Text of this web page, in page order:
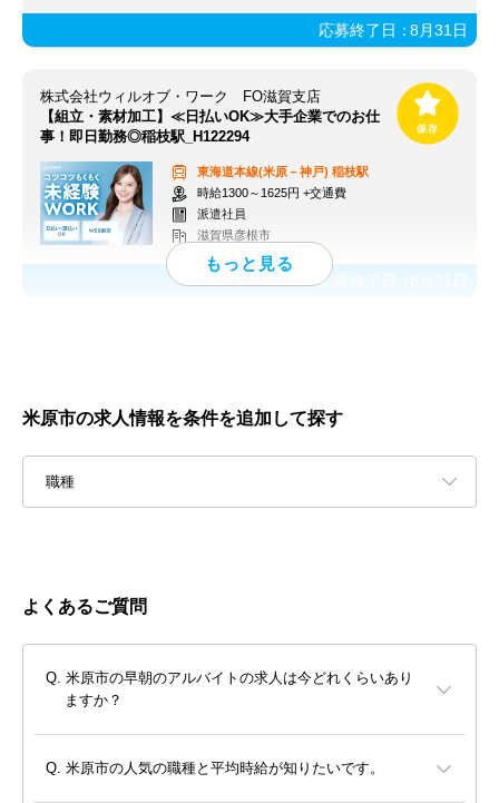
応募終了日：8月31日
株式会社ウィルオブ・ワーク FO滋賀支店
【組立・素材加工】≪日払いOK≫大手企業でのお仕
事！即日勤務◎稲枝駅_H122294
東海道本線(米原－神戸) 稲枝駅
時給1300～1625円 +交通費
派遣社員
滋賀県彦根市
応募終了日：
米原市の求人情報を条件を追加して探す
職種
よくあるご質問
米原市の早朝のアルバイトの求人は今どれくらいあり
ますか？
米原市の人気の職種と平均時給が知りたいです。